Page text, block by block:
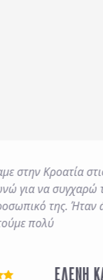
όσοστην Κροατία
για να συγχαρώ
της. Ήταν
πολύ
ΕΛΕΝΗ